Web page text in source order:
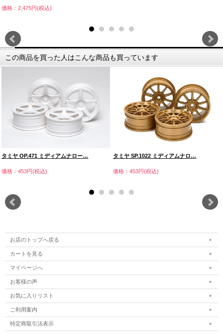
価格：2,475円(税込)
この商品を買った人はこんな商品も買っています
タミヤ OP.471 ミディアムナロー…
価格：453円(税込)
タミヤ SP.1022 ミディアムナロ…
価格：453円(税込)
お店のトップへ戻る
カートを見る
マイページへ
お客様の声
お気に入りリスト
ご利用案内
特定商取引法表示